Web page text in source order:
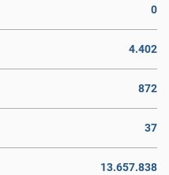
0
4.402
872
37
13.657.838